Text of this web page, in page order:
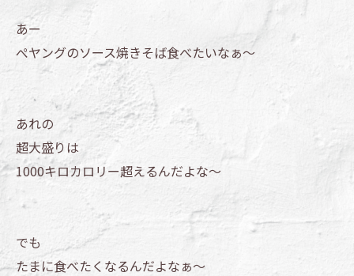
あー
ぺヤングのソース焼きそば食べたいなぁ～
あれの
超大盛りは
1000キロカロリー超えるんだよな～
でも
たまに食べたくなるんだよなぁ～